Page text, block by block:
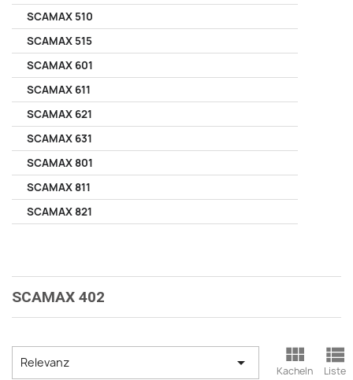
SCAMAX 510
SCAMAX 515
SCAMAX 601
SCAMAX 611
SCAMAX 621
SCAMAX 631
SCAMAX 801
SCAMAX 811
SCAMAX 821
SCAMAX 402
Relevanz  
Kacheln

Liste